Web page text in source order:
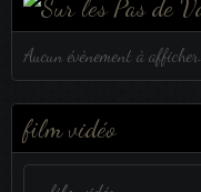
Aucun évènement à afficher.
film vidéo